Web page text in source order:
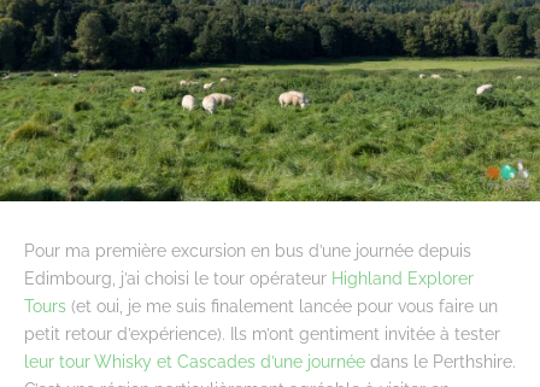
Pour ma première excursion en bus d’une journée depuis
Edimbourg, j’ai choisi le tour opérateur Highland Explorer
Tours (et oui, je me suis finalement lancée pour vous faire un
petit retour d’expérience). Ils m’ont gentiment invitée à tester
leur tour Whisky et Cascades d’une journée dans le Perthshire.